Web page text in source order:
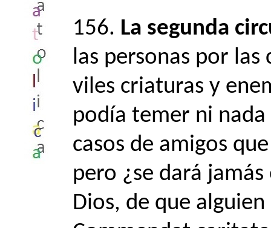
156. La segunda
las personas por las
viles criaturas y
podía temer ni nada
casos de amigos
pero ¿se dará
Dios, de que